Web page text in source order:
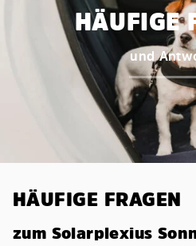
HÄUFIGE
und
HÄUFIGE FRAGEN
zum Solarplexius